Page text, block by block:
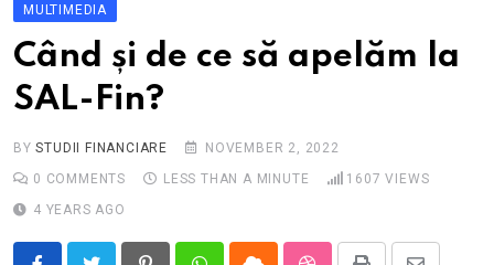
Opinii
Multimedia
Autori
Analize ASF
MULTIMEDIA
Când și de ce să apelăm la
SAL-Fin?
BYSTUDII FINANCIARE
NOVEMBER 2, 2022
0 COMMENTS LESS THAN A MINUTE 1607 VIEWS
4 YEARS AGO